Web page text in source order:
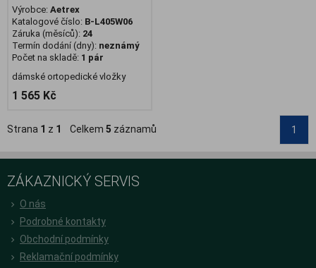
Výrobce: Aetrex
Katalogové číslo: B-L405W06
Záruka (měsíců): 24
Termín dodání (dny): neznámý
Počet na skladě: 1 pár
dámské ortopedické vložky
1 565 Kč
Strana 1 z 1 Celkem 5 záznamů 1
ZÁKAZNICKÝ SERVIS
O nás
Podrobné kontakty
Obchodní podmínky
Reklamační podmínky